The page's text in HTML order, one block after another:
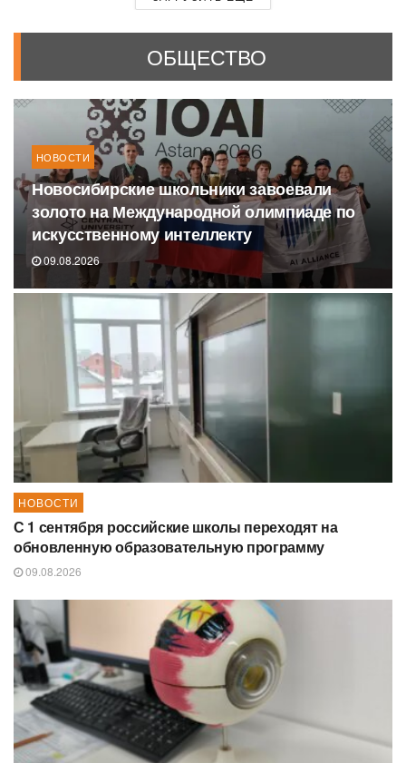
ОБЩЕСТВО
НОВОСТИ
Новосибирские школьники завоевали
золото на Международной олимпиаде по
искусственному интеллекту
09.08.2026
НОВОСТИ
С 1 сентября российские школы переходят на
обновленную образовательную программу
09.08.2026